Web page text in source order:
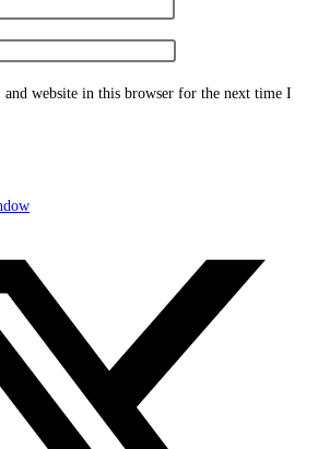
and website in this browser for the next time I